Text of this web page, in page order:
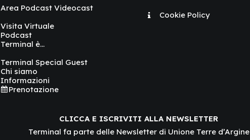
Area Podcast Videocast
Visita Virtuale
Podcast
Terminal è…
Terminal Special Guest
Chi siamo
Informazioni
Prenotazione
Cookie Policy
CLICCA E ISCRIVITI ALLA NEWSLETTER
Terminal fa parte delle Newsletter di Unione Terre d’Argine